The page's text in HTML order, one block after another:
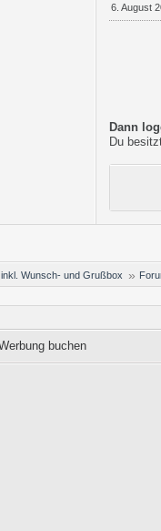
6. August
Dann
Du
Wunsch- und Grußbox
buchen